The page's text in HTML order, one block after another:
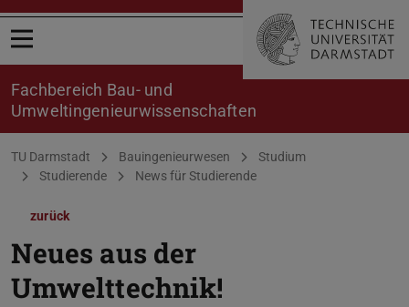
Menü öffnen
Fachbereich Bau- und
Umweltingenieurwissenschaften
Sie befinden sich hier:
TU Darmstadt Bauingenieurwesen
Studium
Studierende
News für Studierende
zurück
Neues aus der
Umwelttechnik!